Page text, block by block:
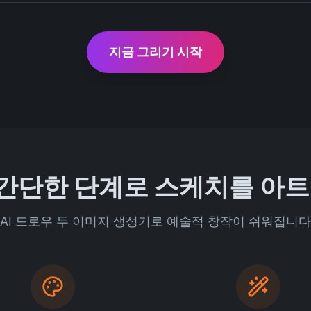
지금 그리기 시작
단한 단계로 스케치를 아
AI 드로우 투 이미지 생성기로 예술적 창작이 쉬워집니다